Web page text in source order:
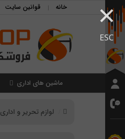
×
ESC
خانه قوانین سایت
ماشین های اداری
لوازم تحریر و اداری